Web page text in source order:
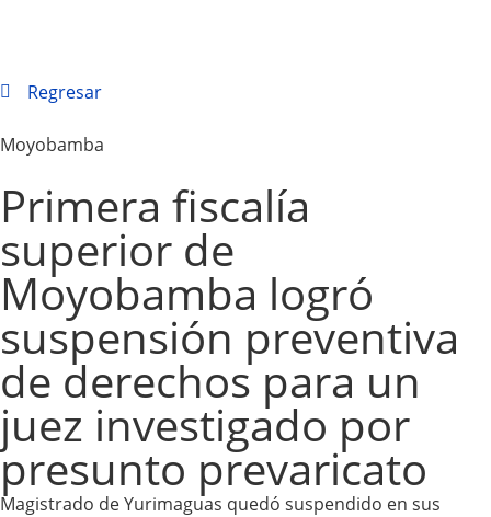
Regresar
Moyobamba
Primera fiscalía
superior de
Moyobamba logró
suspensión preventiva
de derechos para un
juez investigado por
presunto prevaricato
Magistrado de Yurimaguas quedó suspendido en sus